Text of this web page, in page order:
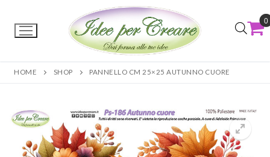
0
HOME SHOP PANNELLO CM 25×25 AUTUNNO CUORE